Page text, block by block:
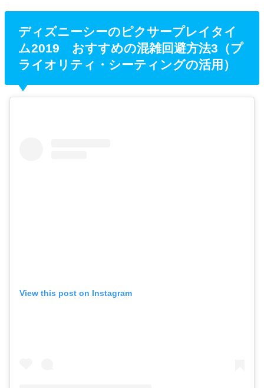
ディズニーシーのピクサープレイタイ
ム2019 おすすめの混雑回避方法3（プ
ライオリティ・シーティングの活用）
View this post on Instagram